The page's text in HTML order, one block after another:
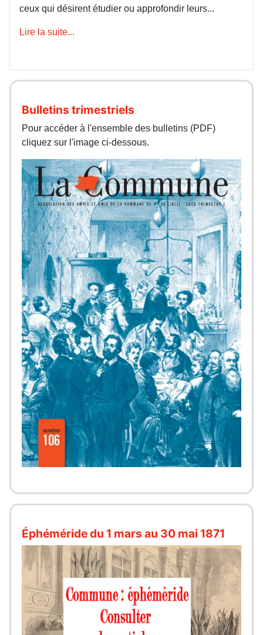
ceux qui désirent étudier ou approfondir leurs...
Lire la suite...
Bulletins trimestriels
Pour accéder à l'ensemble des bulletins (PDF)
cliquez sur l'image ci-dessous.
Éphéméride du 1 mars au 30 mai 1871